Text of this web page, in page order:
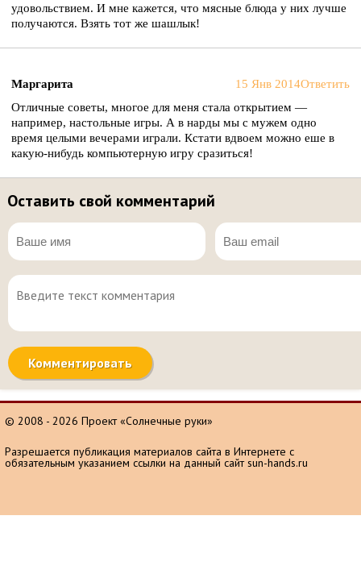
удовольствием. И мне кажется, что мясные блюда у них лучше
получаются. Взять тот же шашлык!
Маргарита 15 Янв 2014Ответить
Отличные советы, многое для меня стала открытием —
например, настольные игры. А в нарды мы с мужем одно
время целыми вечерами играли. Кстати вдвоем можно еше в
какую-нибудь компьютерную игру сразиться!
Оставить свой комментарий
© 2008 - 2026 Проект «Солнечные руки»
Разрешается публикация материалов сайта в Интернете с
обязательным указанием ссылки на данный сайт sun-hands.ru